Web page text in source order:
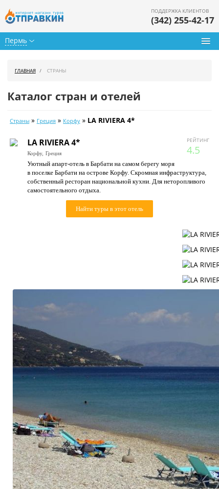
Пермь
ПОДДЕРЖКА КЛИЕНТОВ
(342) 255-42-17
Календарь туров
Цены дня
Страны
Как купить
ГЛАВНАЯ СТРАНЫ
Каталог стран и отелей
Страны » Греция » Корфу » LA RIVIERA 4*
РЕЙТИНГ
4.5
LA RIVIERA 4*
Корфу, Греция
Уютный апарт-отель в Барбати на самом берегу моря
в поселке Барбати на острове Корфу. Скромная инфраструктура,
собственный ресторан национальной кухни. Для неторопливого
самостоятельного отдыха.
Найти туры в этот отель